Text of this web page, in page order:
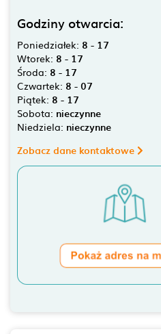
Godziny otwarcia:
Poniedziałek: 8 - 17
Wtorek: 8 - 17
Środa: 8 - 17
Czwartek: 8 - 07
Piątek: 8 - 17
Sobota: nieczynne
Niedziela: nieczynne
Zobacz dane kontaktowe